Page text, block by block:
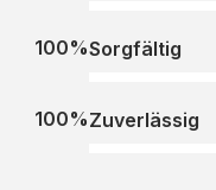
Sorgfältig
100%
Zuverlässig
100%